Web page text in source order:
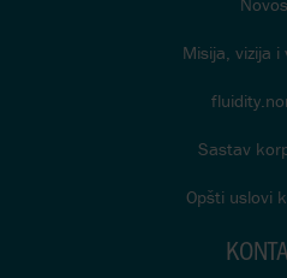
Misija, vizija i
Sastav
Opšti uslovi